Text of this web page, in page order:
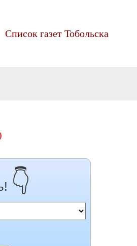
Список газет Тобольска
👇